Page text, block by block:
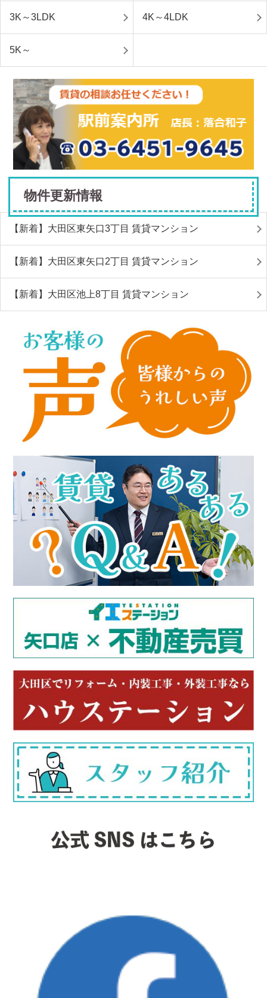
3K～3LDK 4K～4LDK
5K～
物件更新情報
【新着】大田区東矢口3丁目 賃貸マンション
【新着】大田区東矢口2丁目 賃貸マンション
【新着】大田区池上8丁目 賃貸マンション